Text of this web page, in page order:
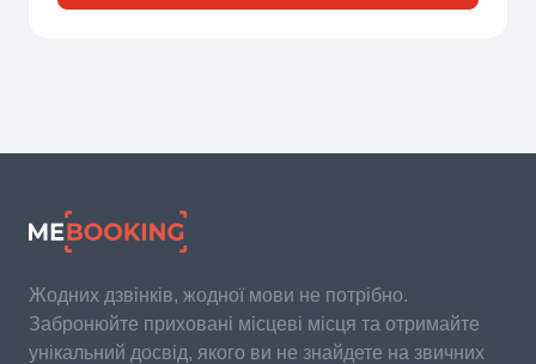
Жодних дзвінків, жодної мови не потрібно.
Забронюйте приховані місцеві місця та отримайте
унікальний досвід, якого ви не знайдете на звичних